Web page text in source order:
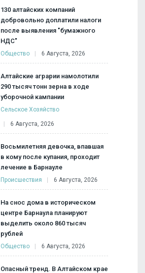
130 алтайских компаний
добровольно доплатили налоги
после выявления "бумажного
НДС"
Общество 6 Августа, 2026
Алтайские аграрии намолотили
290 тысяч тонн зерна в ходе
уборочной кампании
Сельское Хозяйство
6 Августа, 2026
Восьмилетняя девочка, впавшая
в кому после купания, проходит
лечение в Барнауле
Происшествия 6 Августа, 2026
На снос дома в историческом
центре Барнаула планируют
выделить около 860 тысяч
рублей
Общество 6 Августа, 2026
Опасный тренд. В Алтайском крае